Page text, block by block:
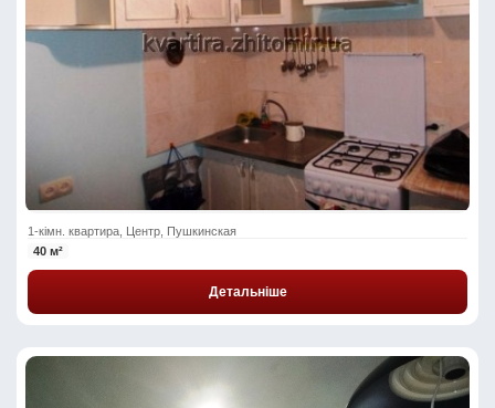
1-кімн. квартира, Центр, Пушкинская
40 м²
Детальніше